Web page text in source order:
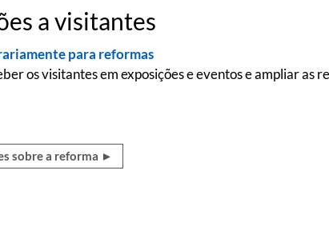
a visitantes
para reformas
os visitantes em exposições e eventos e ampliar as
sobre a reforma ►